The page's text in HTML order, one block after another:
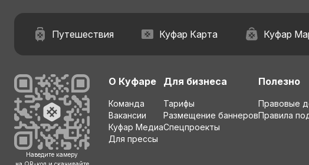
Путешествия Куфар Карта Куфар
Наведите камеру
О Куфаре
Команда
Вакансии
Куфар Медиа
Для прессы
Для бизнеса
Тарифы
Размещение баннеров
Спецпроекты
Полезно
Правовые
Правила